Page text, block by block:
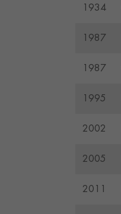
1934
1987
1987
1995
2002
2005
2011